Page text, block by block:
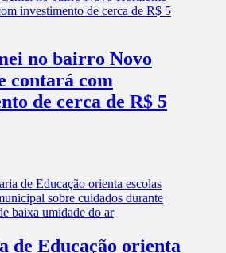
no bairro Novo
contará com
de cerca de R$ 5
de Educação orienta